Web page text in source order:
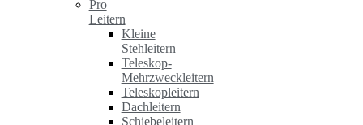
Pro
Leitern
Kleine
Stehleitern
Teleskop-
Mehrzweckleitern
Teleskopleitern
Dachleitern
Schiebeleitern